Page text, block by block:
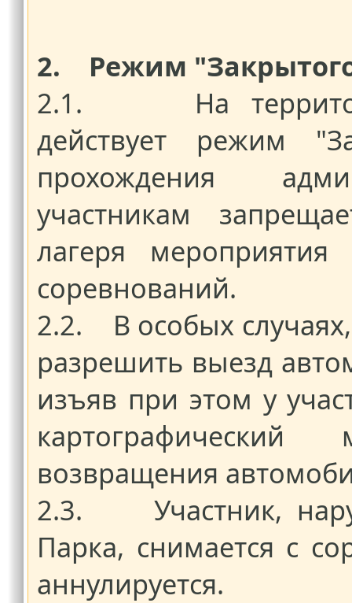
2. Режим
2.1. На
действует режим
прохождения
участникам
лагеря
соревнований.
2.2. В особых
разрешить выезд
изъяв при этом у
возвращения
2.3. Участник,
Парка, снимается с
аннулируется.